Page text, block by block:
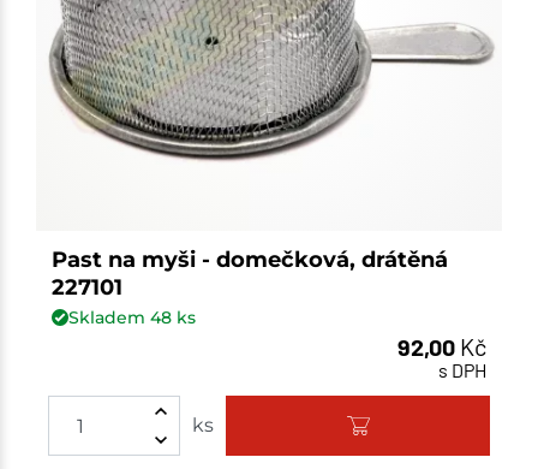
Past na myši - domečková, drátěná
227101
Skladem 48ks
92,00 Kč
s DPH
ks